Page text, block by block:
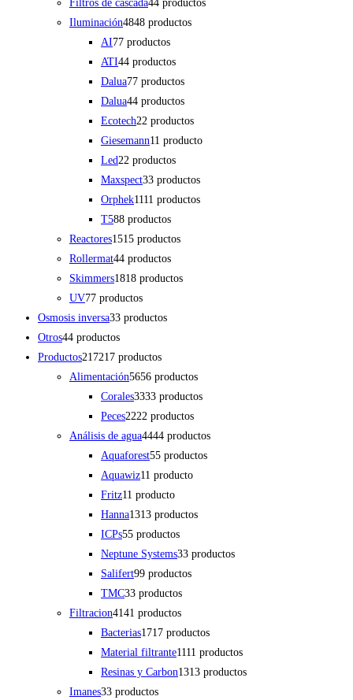
Filtros de cascada44 productos
Iluminación4848 productos
AI77 productos
ATI44 productos
Dalua77 productos
Dalua44 productos
Ecotech22 productos
Giesemann11 producto
Led22 productos
Maxspect33 productos
Orphek1111 productos
T588 productos
Reactores1515 productos
Rollermat44 productos
Skimmers1818 productos
UV77 productos
Osmosis inversa33 productos
Otros44 productos
Productos217217 productos
Alimentación5656 productos
Corales3333 productos
Peces2222 productos
Análisis de agua4444 productos
Aquaforest55 productos
Aquawiz11 producto
Fritz11 producto
Hanna1313 productos
ICPs55 productos
Neptune Systems33 productos
Salifert99 productos
TMC33 productos
Filtracion4141 productos
Bacterias1717 productos
Material filtrante1111 productos
Resinas y Carbon1313 productos
Imanes33 productos